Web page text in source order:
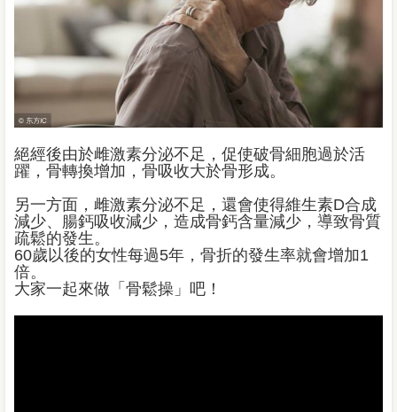
絕經後由於雌激素分泌不足，促使破骨細胞過於活
躍，骨轉換增加，骨吸收大於骨形成。
另一方面，雌激素分泌不足，還會使得維生素D合成
減少、腸鈣吸收減少，造成骨鈣含量減少，導致骨質
疏鬆的發生。
60歲以後的女性每過5年，骨折的發生率就會增加1
倍。
大家一起來做「骨鬆操」吧！